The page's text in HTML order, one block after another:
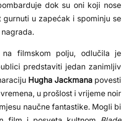
dok su oni koji nose
gurnuti u zapećak i spominju se
filmskom polju, odlučila je
predstaviti jedan zanimljiv
Hugha Jackmana povesti
u prošlost i vrijeme noir
naučne fantastike. Mogli bi